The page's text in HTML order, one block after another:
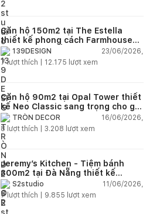
Căn hộ 150m2 tại The Estella
thiết kế phong cách Farmhouse
thanh lịch và ấm áp
139DESIGN
23/06/2026,
7lượt thích | 12.175 lượt xem
Căn hộ 90m2 tại Opal Tower thiết
kế Neo Classic sang trọng cho gia
đình trẻ
TRÒN DECOR
16/06/2026,
8 lượt thích | 3.208 lượt xem
Jeremy’s Kitchen - Tiệm bánh
300m2 tại Đà Nẵng thiết kế
phong cách công nghiệp hiện đại
ngập tràn ánh sáng tự nhiên
S2studio
11/06/2026,
7lượt thích | 9.855 lượt xem